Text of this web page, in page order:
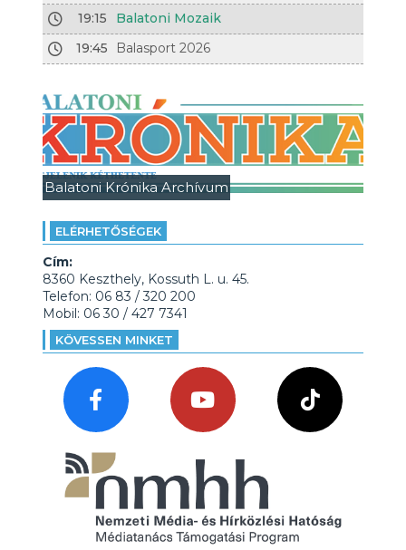
19:15
Balatoni Mozaik
19:45
Balasport 2026
Balatoni Krónika Archívum
ELÉRHETŐSÉGEK
Cím:
8360 Keszthely, Kossuth L. u. 45.
Telefon: 06 83 / 320 200
Mobil: 06 30 / 427 7341
KÖVESSEN MINKET